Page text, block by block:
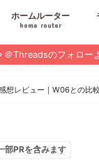
ホームルーター
home router
＠Threadsのフォロ
想レビュー｜W06との比
部PRを含みます